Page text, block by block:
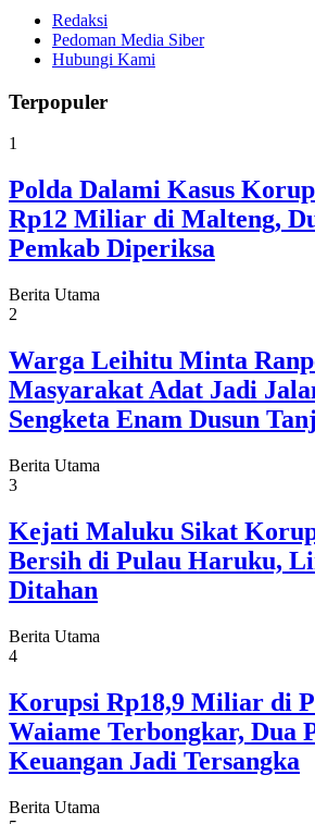
Redaksi
Pedoman Media Siber
Hubungi Kami
Terpopuler
1
Polda Dalami Kasus
Rp12 Miliar di Malteng,
Pemkab Diperiksa
Berita Utama
2
Warga Leihitu Minta
Masyarakat Adat Jadi
Sengketa Enam Dusun
Berita Utama
3
Kejati Maluku Sikat
Bersih di Pulau Haruku,
Ditahan
Berita Utama
4
Korupsi Rp18,9 Miliar di
Waiame Terbongkar, Dua
Keuangan Jadi Tersangka
Berita Utama